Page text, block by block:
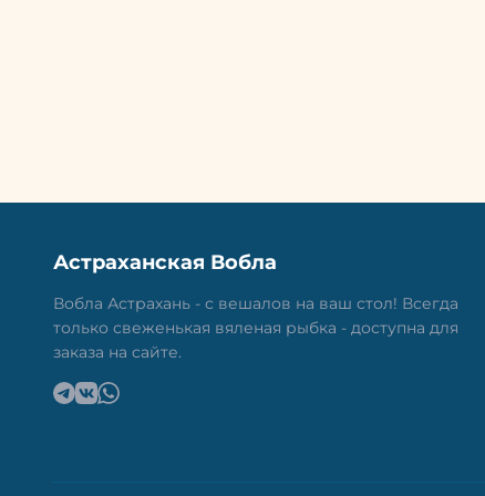
Астраханская Вобла
Вобла Астрахань - с вешалов на ваш стол! Всегда
только свеженькая вяленая рыбка - доступна для
заказа на сайте.